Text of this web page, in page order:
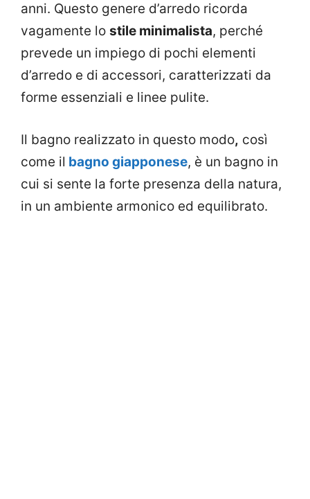
anni. Questo genere d’arredo ricorda
vagamente lo stile minimalista, perché
prevede un impiego di pochi elementi
d’arredo e di accessori, caratterizzati da
forme essenziali e linee pulite.
Il bagno realizzato in questo modo, così
come il bagno giapponese, è un bagno in
cui si sente la forte presenza della natura,
in un ambiente armonico ed equilibrato.